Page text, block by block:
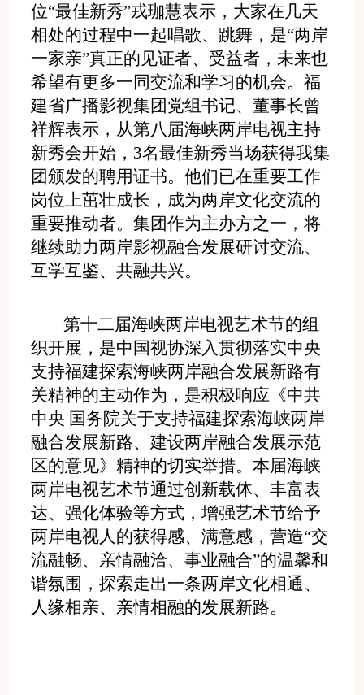
位“最佳新秀”戎珈慧表示，大家在几天
相处的过程中一起唱歌、跳舞，是“两岸
一家亲”真正的见证者、受益者，未来也
希望有更多一同交流和学习的机会。福
建省广播影视集团党组书记、董事长曾
祥辉表示，从第八届海峡两岸电视主持
新秀会开始，3名最佳新秀当场获得我集
团颁发的聘用证书。他们已在重要工作
岗位上茁壮成长，成为两岸文化交流的
重要推动者。集团作为主办方之一，将
继续助力两岸影视融合发展研讨交流、
互学互鉴、共融共兴。
第十二届海峡两岸电视艺术节的组
织开展，是中国视协深入贯彻落实中央
支持福建探索海峡两岸融合发展新路有
关精神的主动作为，是积极响应《中共
中央 国务院关于支持福建探索海峡两岸
融合发展新路、建设两岸融合发展示范
区的意见》精神的切实举措。本届海峡
两岸电视艺术节通过创新载体、丰富表
达、强化体验等方式，增强艺术节给予
两岸电视人的获得感、满意感，营造“交
流融畅、亲情融洽、事业融合”的温馨和
谐氛围，探索走出一条两岸文化相通、
人缘相亲、亲情相融的发展新路。